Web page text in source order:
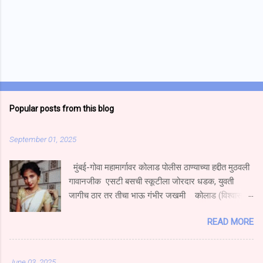
Popular posts from this blog
September 01, 2025
मुंबई-गोवा महामार्गावर कोलाड पोलीस ठाण्याच्या हद्दीत मुठवली
गावानजीक एसटी बसची स्कूटीला जोरदार धडक, युवती
जागीच ठार तर तीचा भाऊ गंभीर जखमी कोलाड (विश्वास
नम्रता गार्डन येथे एस टी बस चालकाने एका एक्सेस स्कुटी
दुचाकीला धडक दिल्याने स्कूटीवरून प्रवास करणारी युवती
READ MORE